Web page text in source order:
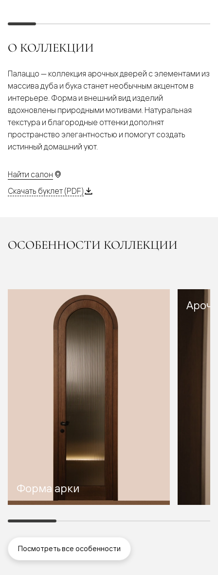
О КОЛЛЕКЦИИ
Палаццо — коллекция арочных дверей с элементами из
массива дуба и бука станет необычным акцентом в
интерьере. Форма и внешний вид изделий
вдохновлены природными мотивами. Натуральная
текстура и благородные оттенки дополнят
пространство элегантностью и помогут создать
истинный домашний уют.
Найти салон
Скачать буклет (PDF)
ОСОБЕННОСТИ КОЛЛЕКЦИИ
Форма арки
Посмотреть все особенности